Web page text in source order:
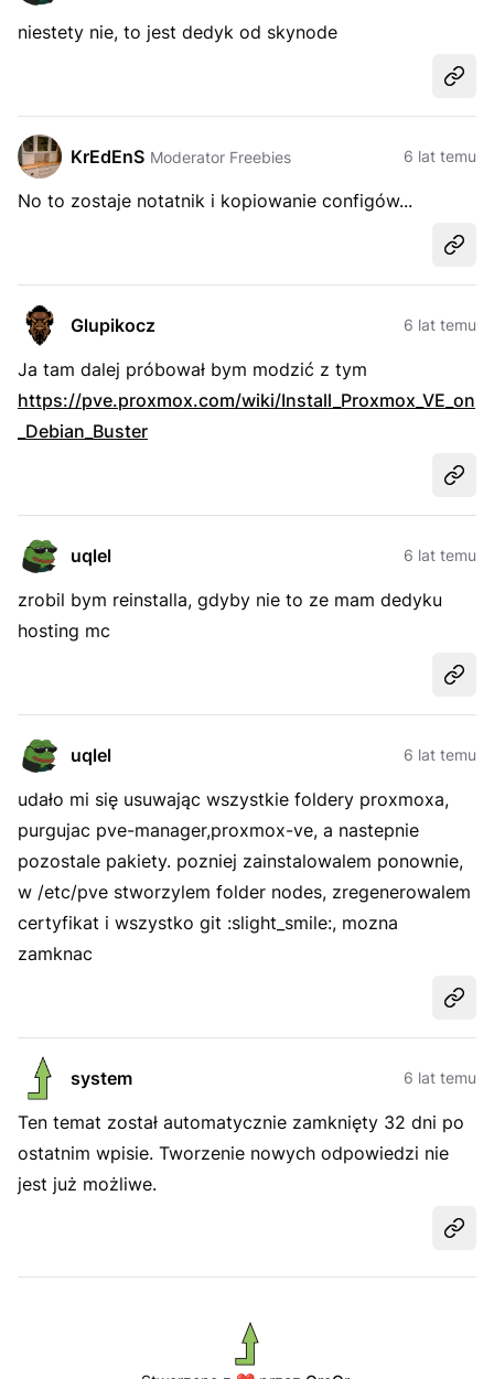
niestety nie, to jest dedyk od skynode
KrEdEnS Moderator Freebies 6 lat temu
No to zostaje notatnik i kopiowanie configów...
Glupikocz 6 lat temu
Ja tam dalej próbował bym modzić z tym
https://pve.proxmox.com/wiki/Install_Proxmox_VE_on
_Debian_Buster
uqlel 6 lat temu
zrobil bym reinstalla, gdyby nie to ze mam dedyku
hosting mc
uqlel 6 lat temu
udało mi się usuwając wszystkie foldery proxmoxa,
purgujac pve-manager,proxmox-ve, a nastepnie
pozostale pakiety. pozniej zainstalowalem ponownie,
w /etc/pve stworzylem folder nodes, zregenerowalem
certyfikat i wszystko git :slight_smile:, mozna
zamknac
system 6 lat temu
Ten temat został automatycznie zamknięty 32 dni po
ostatnim wpisie. Tworzenie nowych odpowiedzi nie
jest już możliwe.